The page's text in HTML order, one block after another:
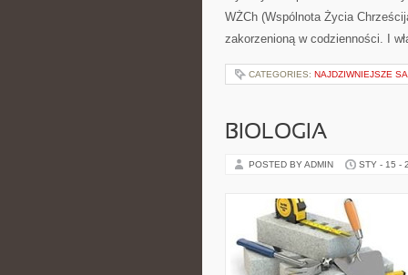
WŻCh (Wspólnota Życia
zakorzenioną w codzienności. I
CATEGORIES: NAJDZIWNIEJSZE
BIOLOGIA
POSTED BY ADMIN STY - 15 -